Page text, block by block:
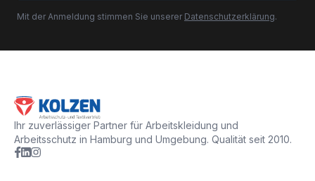
Mit der Anmeldung stimmen Sie unserer Datenschutzerklärung.
Ihr zuverlässiger Partner für Arbeitskleidung und
Arbeitsschutz in Hamburg und Umgebung. Qualität seit 2010.